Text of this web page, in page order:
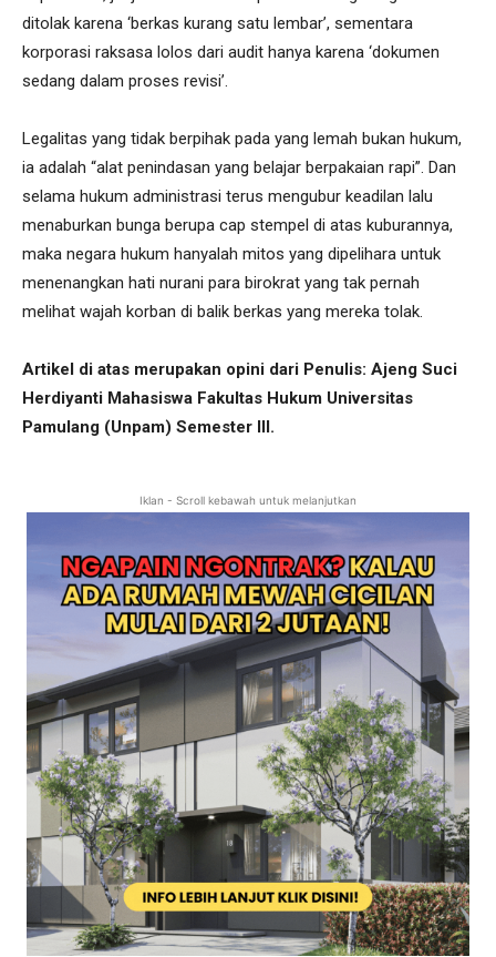
ditolak karena ‘berkas kurang satu lembar’, sementara
korporasi raksasa lolos dari audit hanya karena ‘dokumen
sedang dalam proses revisi’.
Legalitas yang tidak berpihak pada yang lemah bukan hukum,
ia adalah “alat penindasan yang belajar berpakaian rapi”. Dan
selama hukum administrasi terus mengubur keadilan lalu
menaburkan bunga berupa cap stempel di atas kuburannya,
maka negara hukum hanyalah mitos yang dipelihara untuk
menenangkan hati nurani para birokrat yang tak pernah
melihat wajah korban di balik berkas yang mereka tolak.
Artikel di atas merupakan opini dari Penulis: Ajeng Suci
Herdiyanti Mahasiswa Fakultas Hukum Universitas
Pamulang (Unpam) Semester III.
Iklan - Scroll kebawah untuk melanjutkan